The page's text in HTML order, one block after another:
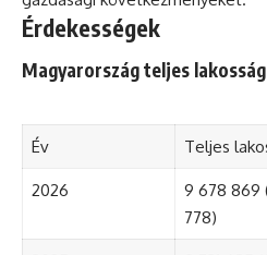
Érdekességek
Magyarország teljes
Év Teljes
2026
9 678 869
778)